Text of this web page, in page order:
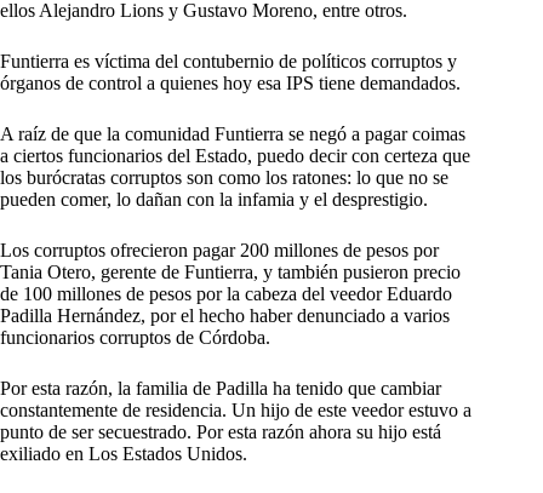
ellos Alejandro Lions y Gustavo Moreno, entre otros.
Funtierra es víctima del contubernio de políticos corruptos y
órganos de control a quienes hoy esa IPS tiene demandados.
A raíz de que la comunidad Funtierra se negó a pagar coimas
a ciertos funcionarios del Estado, puedo decir con certeza que
los burócratas corruptos son como los ratones: lo que no se
pueden comer, lo dañan con la infamia y el desprestigio.
Los corruptos ofrecieron pagar 200 millones de pesos por
Tania Otero, gerente de Funtierra, y también pusieron precio
de 100 millones de pesos por la cabeza del veedor Eduardo
Padilla Hernández, por el hecho haber denunciado a varios
funcionarios corruptos de Córdoba.
Por esta razón, la familia de Padilla ha tenido que cambiar
constantemente de residencia. Un hijo de este veedor estuvo a
punto de ser secuestrado. Por esta razón ahora su hijo está
exiliado en Los Estados Unidos.